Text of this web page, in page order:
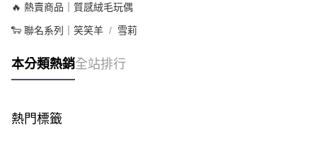
🔥 熱賣商品｜質感絨毛玩偶
🐑 聯名系列｜笑笑羊 雪莉
本分類熱銷全站排行
熱門標籤